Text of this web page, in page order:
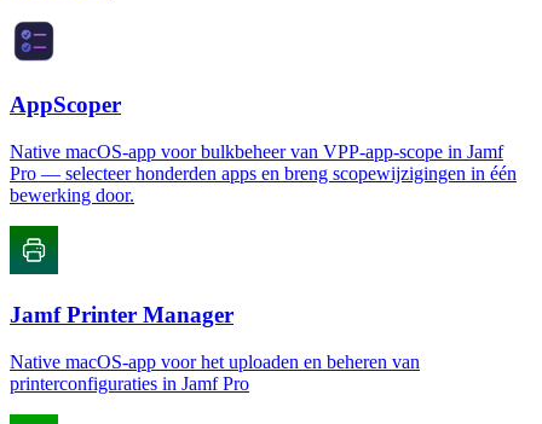
AppScoper
Native macOS-app voor bulkbeheer van VPP-app-scope in Jamf
Pro — selecteer honderden apps en breng scopewijzigingen in één
bewerking door.
Jamf Printer Manager
Native macOS-app voor het uploaden en beheren van
printerconfiguraties in Jamf Pro